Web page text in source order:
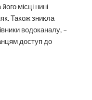
місці нині
Також зникла
водоканалу, –
доступ до